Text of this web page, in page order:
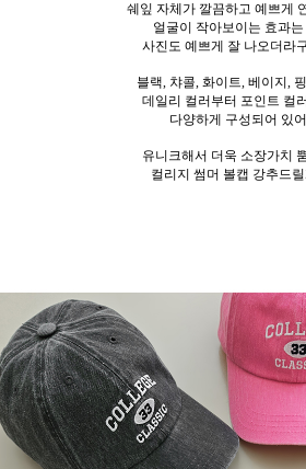
쉐잎 자체가 깔끔하고 예쁘게
얼굴이 작아보이는 효과
사진도 예쁘게 잘 나오더라
블랙, 챠콜, 화이트, 베이지,
데일리 컬러부터 포인트 컬
다양하게 구성되어 있
유니크해서 더욱 소장가치
컬리지 썸머 볼캡 강추드